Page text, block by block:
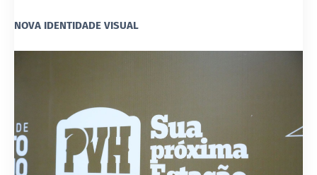
NOVA IDENTIDADE VISUAL